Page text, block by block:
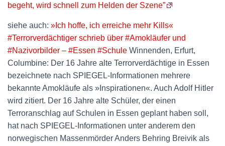
begeht, wird schnell zum Helden der Szene”
siehe auch: »Ich hoffe, ich erreiche mehr Kills«
#Terrorverdächtiger schrieb über #Amokläufer und
#Nazivorbilder – #Essen #Schule Winnenden, Erfurt,
Columbine: Der 16 Jahre alte Terrorverdächtige in Essen
bezeichnete nach SPIEGEL-Informationen mehrere
bekannte Amokläufe als »Inspirationen«. Auch Adolf Hitler
wird zitiert. Der 16 Jahre alte Schüler, der einen
Terroranschlag auf Schulen in Essen geplant haben soll,
hat nach SPIEGEL-Informationen unter anderem den
norwegischen Massenmörder Anders Behring Breivik als